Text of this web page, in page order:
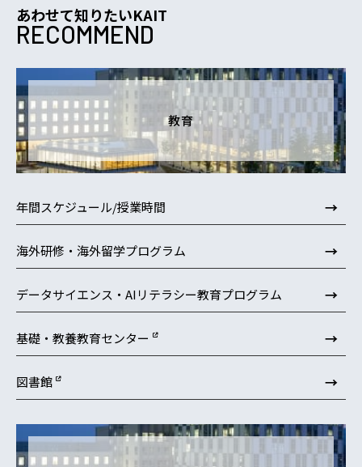
あわせて知りたいKAIT
RECOMMEND
教育
年間スケジュール/授業時間 →
海外研修・海外留学プログラム →
データサイエンス・AIリテラシー教育プログラム →
基礎・教養教育センター →
図書館 →